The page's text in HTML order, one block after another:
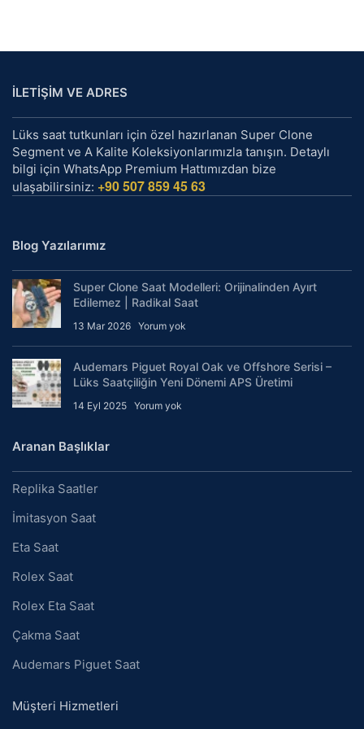
İLETİŞİM VE ADRES
Lüks saat tutkunları için özel hazırlanan Super Clone
Segment ve A Kalite Koleksiyonlarımızla tanışın. Detaylı
bilgi için WhatsApp Premium Hattımızdan bize
ulaşabilirsiniz: +90 507 859 45 63
Blog Yazılarımız
Super Clone Saat Modelleri: Orijinalinden Ayırt
Edilemez | Radikal Saat
13 Mar 2026 Yorum yok
Audemars Piguet Royal Oak ve Offshore Serisi –
Lüks Saatçiliğin Yeni Dönemi APS Üretimi
14 Eyl 2025 Yorum yok
Aranan Başlıklar
Replika Saatler
İmitasyon Saat
Eta Saat
Rolex Saat
Rolex Eta Saat
Çakma Saat
Audemars Piguet Saat
Müşteri Hizmetleri